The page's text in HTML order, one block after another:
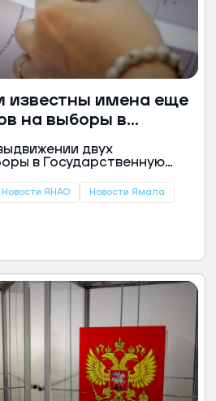
известны имена еще
на выборы в
двух
в Государственную
№ 225. Об этом
Новости ЯНАО Новости Ямала